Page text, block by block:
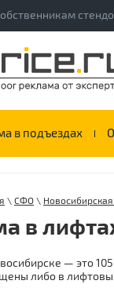
в подъездах
\ СФО \
в
— это
либо в